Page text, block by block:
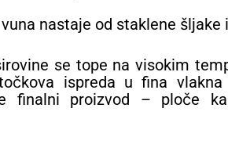
nastaje od staklene šljake
se tope na visokim
ispreda u fina
finalni proizvod – ploče